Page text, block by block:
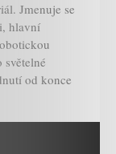
Jmenuje se
hlavní
od konce